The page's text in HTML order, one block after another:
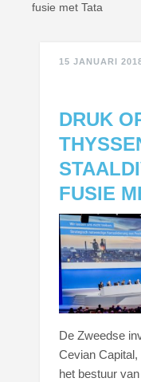
fusie met Tata
15 JANUARI
DRUK
FUSIE
De Zweedse
Cevian
het bestuur